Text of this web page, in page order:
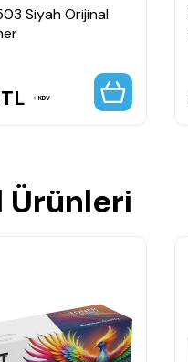
Siyah Orijinal
TL KDV
Ürünleri